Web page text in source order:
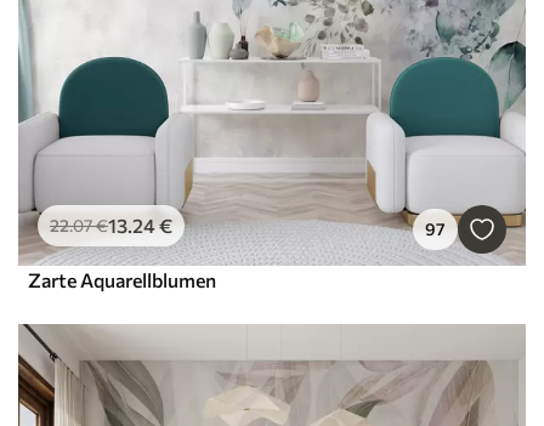
22.07€13.24€ 97
Zarte Aquarellblumen